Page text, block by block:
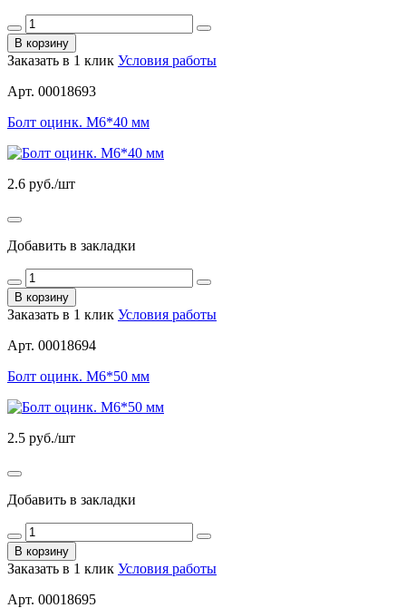
В корзину
Заказать в 1 клик Условия работы
Арт. 00018693
Болт оцинк. М6*40 мм
2.6 руб./шт
Добавить в закладки
В корзину
Заказать в 1 клик Условия работы
Арт. 00018694
Болт оцинк. М6*50 мм
2.5 руб./шт
Добавить в закладки
В корзину
Заказать в 1 клик Условия работы
Арт. 00018695